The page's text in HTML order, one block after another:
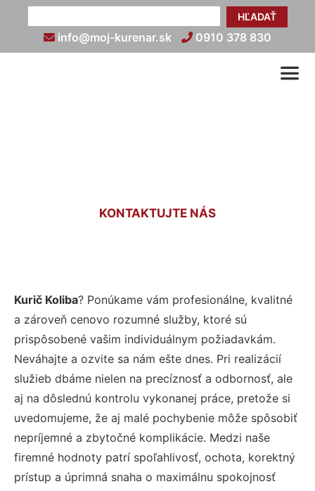
HĽADAŤ
info@moj-kurenar.sk 0910 378 830
KONTAKTUJTE NÁS
Kurič Koliba? Ponúkame vám profesionálne, kvalitné
a zároveň cenovo rozumné služby, ktoré sú
prispôsobené vašim individuálnym požiadavkám.
Neváhajte a ozvite sa nám ešte dnes. Pri realizácií
služieb dbáme nielen na precíznosť a odbornosť, ale
aj na dôslednú kontrolu vykonanej práce, pretože si
uvedomujeme, že aj malé pochybenie môže spôsobiť
nepríjemné a zbytočné komplikácie. Medzi naše
firemné hodnoty patrí spoľahlivosť, ochota, korektný
prístup a úprimná snaha o maximálnu spokojnosť